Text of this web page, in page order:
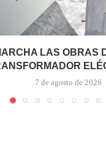
LAS OBRAS
7 de agosto de 2026